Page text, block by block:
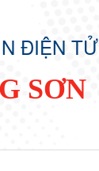
ĐIỆN TỬ
SƠN